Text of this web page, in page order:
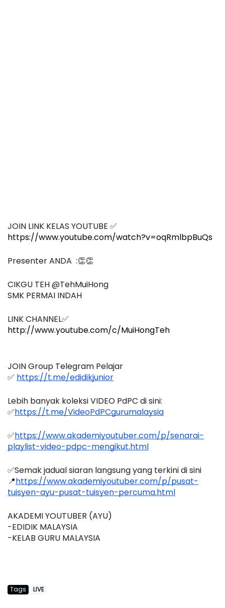
JOIN LINK KELAS YOUTUBE ✅
https://www.youtube.com/watch?v=oqRmlbpBuQs
Presenter ANDA  :👏👏
CIKGU TEH @TehMuiHong
SMK PERMAI INDAH
LINK CHANNEL✅
http://www.youtube.com/c/MuiHongTeh
JOIN Group Telegram Pelajar
✅ https://t.me/edidikjunior
Lebih banyak koleksi VIDEO PdPC di sini:
✅https://t.me/VideoPdPCgurumalaysia
✅https://www.akademiyoutuber.com/p/senarai-
playlist-video-pdpc-mengikut.html
✅Semak jadual siaran langsung yang terkini di sini
📍https://www.akademiyoutuber.com/p/pusat-
tuisyen-ayu-pusat-tuisyen-percuma.html
AKADEMI YOUTUBER (AYU)
-EDIDIK MALAYSIA
-KELAB GURU MALAYSIA
Tags LIVE